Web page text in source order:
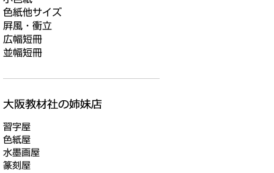
色紙他サイズ
屛風・衝立
広幅短冊
並幅短冊
習字屋
色紙屋
水墨画屋
篆刻屋